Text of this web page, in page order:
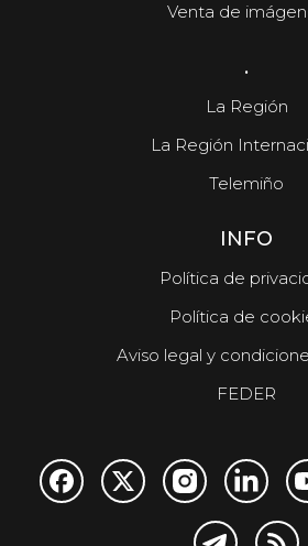
Venta de
.
La Región
La Región
Telemiño
INFO
Política de
Política de
Aviso legal y
FEDER